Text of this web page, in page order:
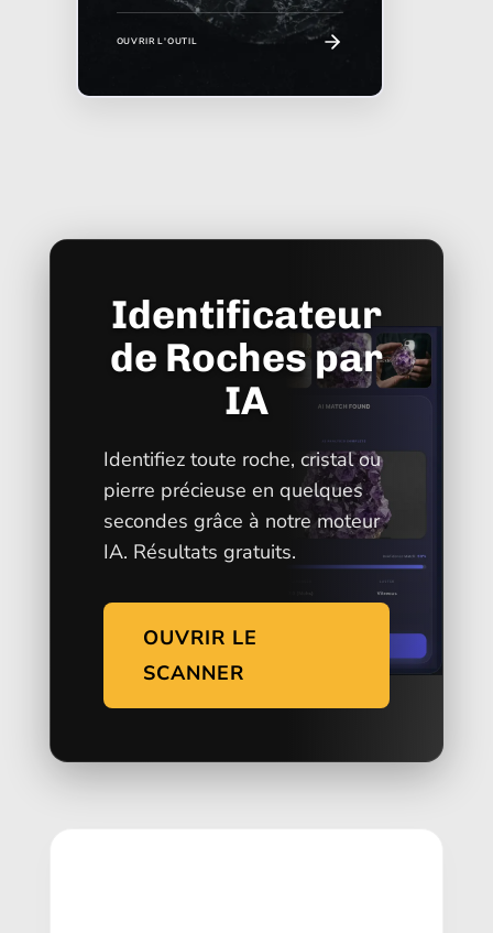
OUVRIR L'OUTIL
Identificateur
de Roches par
IA
Identifiez toute roche, cristal ou
pierre précieuse en quelques
secondes grâce à notre moteur
IA. Résultats gratuits.
OUVRIR LE
SCANNER